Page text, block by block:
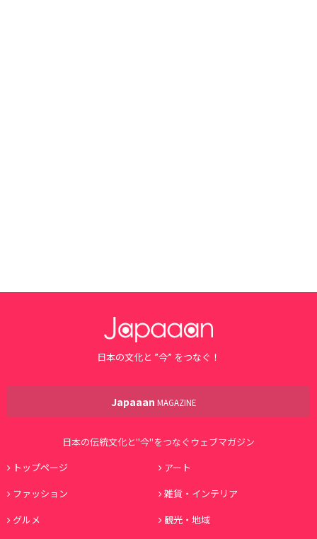
日本の文化と ”今” をつなぐ！
Japaaan MAGAZINE
日本の伝統文化と"今"をつなぐウェブマガジン
トップページ
アート
ファッション
雑貨・インテリア
グルメ
観光・地域